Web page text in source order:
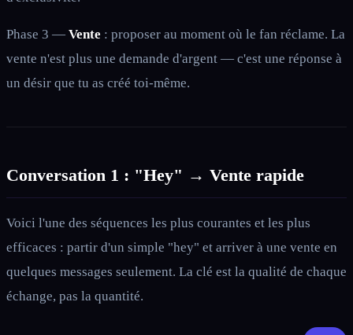
Phase 3 — Vente : proposer au moment où le fan réclame. La
vente n'est plus une demande d'argent — c'est une réponse à
un désir que tu as créé toi-même.
Conversation 1 : "Hey" → Vente rapide
Voici l'une des séquences les plus courantes et les plus
efficaces : partir d'un simple "hey" et arriver à une vente en
quelques messages seulement. La clé est la qualité de chaque
échange, pas la quantité.